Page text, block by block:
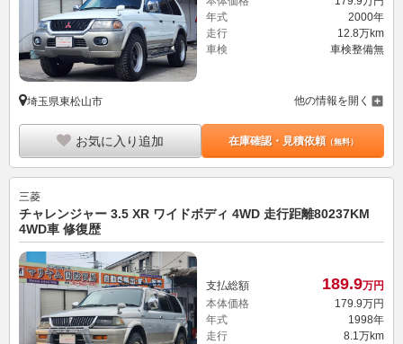
年式
2000年
走行
12.8万km
車検
車検整備無
埼玉県東松山市 他の情報を開く
お気に入り追加 在庫確認・見積依頼（無料）
三菱
チャレンジャー 3.5 XR ワイドボディ 4WD 走行距離80237KM
4WD車 修復歴
支払総額 189.9万円
本体価格
179.9万円
年式
1998年
走行
8.1万km